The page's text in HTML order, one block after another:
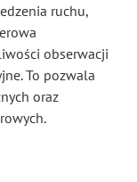
ruchu,
obserwacji
To pozwala
oraz